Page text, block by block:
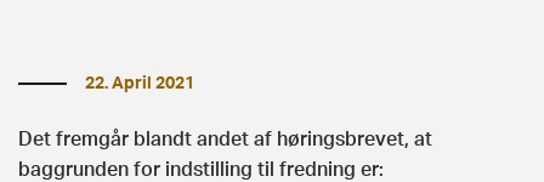
22. April 2021
Det fremgår blandt andet af høringsbrevet, at
baggrunden for indstilling til fredning er: